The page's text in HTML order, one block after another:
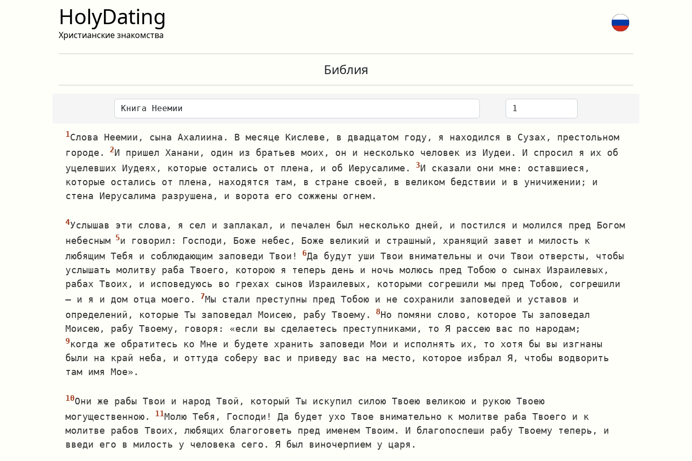
HolyDating
Христианские знакомства
Библия
Слова Неемии, сына Ахалиина. В месяце Кислеве, в двадцатом году, я находился в Сузах, престольном
городе.
И пришел Ханани, один из братьев моих, он и несколько человек из Иудеи. И спросил я их об
уцелевших Иудеях, которые остались от плена, и об Иерусалиме.
И сказали они мне: оставшиеся,
которые остались от плена, находятся там, в стране своей, в великом бедствии и в уничижении; и
стена Иерусалима разрушена, и ворота его сожжены огнем.
Услышав эти слова, я сел и заплакал, и печален был несколько дней, и постился и молился пред Богом
небесным
и говорил: Господи, Боже небес, Боже великий и страшный, хранящий завет и милость к
любящим Тебя и соблюдающим заповеди Твои!
Да будут уши Твои внимательны и очи Твои отверсты, чтобы
услышать молитву раба Твоего, которою я теперь день и ночь молюсь пред Тобою о сынах Израилевых,
рабах Твоих, и исповедуюсь во грехах сынов Израилевых, которыми согрешили мы пред Тобою, согрешили
— и я и дом отца моего.
Мы стали преступны пред Тобою и не сохранили заповедей и уставов и
определений, которые Ты заповедал Моисею, рабу Твоему.
Но помяни слово, которое Ты заповедал
Моисею, рабу Твоему, говоря: «если вы сделаетесь преступниками, то Я рассею вас по народам;
когда же обратитесь ко Мне и будете хранить заповеди Мои и исполнять их, то хотя бы вы изгнаны
были на край неба, и оттуда соберу вас и приведу вас на место, которое избрал Я, чтобы водворить
там имя Мое».
Они же рабы Твои и народ Твой, который Ты искупил силою Твоею великою и рукою Твоею
могущественною.
Молю Тебя, Господи! Да будет ухо Твое внимательно к молитве раба Твоего и к
молитве рабов Твоих, любящих благоговеть пред именем Твоим. И благопоспеши рабу Твоему теперь, и
введи его в милость у человека сего. Я был виночерпием у царя.